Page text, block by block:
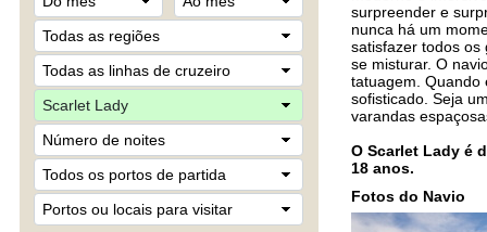
surpreender e
nunca há um
satisfazer todos os
se misturar. O
tatuagem. Quando
sofisticado. Seja
varandas
O Scarlet Lady é
18 anos.
Fotos do Navio